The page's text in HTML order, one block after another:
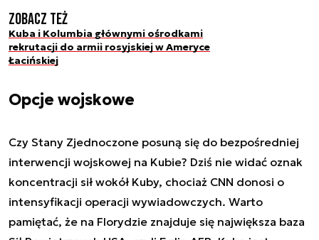
Zobacz też
Kuba i Kolumbia głównymi ośrodkami
rekrutacji do armii rosyjskiej w Ameryce
Łacińskiej
Opcje wojskowe
Czy Stany Zjednoczone posuną się do bezpośredniej
interwencji wojskowej na Kubie? Dziś nie widać oznak
koncentracji sił wokół Kuby, chociaż CNN donosi o
intensyfikacji operacji wywiadowczych. Warto
pamiętać, że na Florydzie znajduje się największa baza